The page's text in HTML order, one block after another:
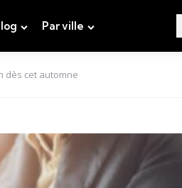
Par ville
dès cet automne